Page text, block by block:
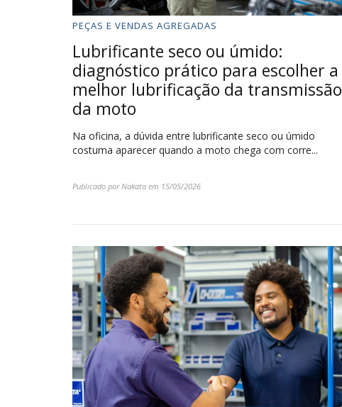
PEÇAS E VENDAS AGREGADAS
Lubrificante seco ou úmido:
diagnóstico prático para escolher a
melhor lubrificação da transmissão
da moto
Na oficina, a dúvida entre lubrificante seco ou úmido
costuma aparecer quando a moto chega com corre...
Publicado porNakata em 15/05/2026